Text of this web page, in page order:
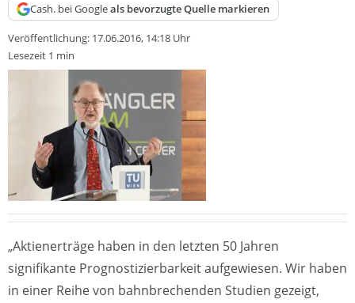
Cash. bei Googleals bevorzugte Quelle markieren
Veröffentlichung: 17.06.2016, 14:18 Uhr
Lesezeit 1 min
„Aktienerträge haben in den letzten 50 Jahren
signifikante Prognostizierbarkeit aufgewiesen. Wir haben
in einer Reihe von bahnbrechenden Studien gezeigt,